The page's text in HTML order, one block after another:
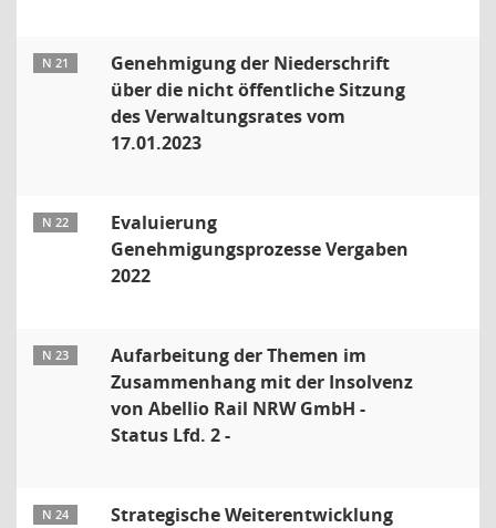
N 21
Genehmigung der Niederschrift
über die nicht öffentliche Sitzung
des Verwaltungsrates vom
17.01.2023
N 22
Evaluierung
Genehmigungsprozesse Vergaben
2022
N 23
Aufarbeitung der Themen im
Zusammenhang mit der Insolvenz
von Abellio Rail NRW GmbH -
Status Lfd. 2 -
N 24
Strategische Weiterentwicklung